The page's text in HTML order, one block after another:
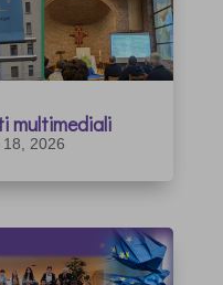
multimediali
18, 2026